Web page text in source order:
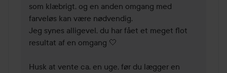
som klæbrigt, og en anden omgang med
farveløs kan være nødvendig.
Jeg synes alligevel, du har fået et meget flot
resultat af en omgang 🤍
Husk at vente ca. en uge, før du lægger en